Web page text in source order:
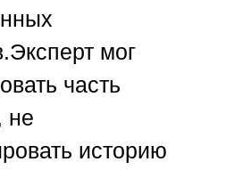
Эксперт мог
часть
не
историю